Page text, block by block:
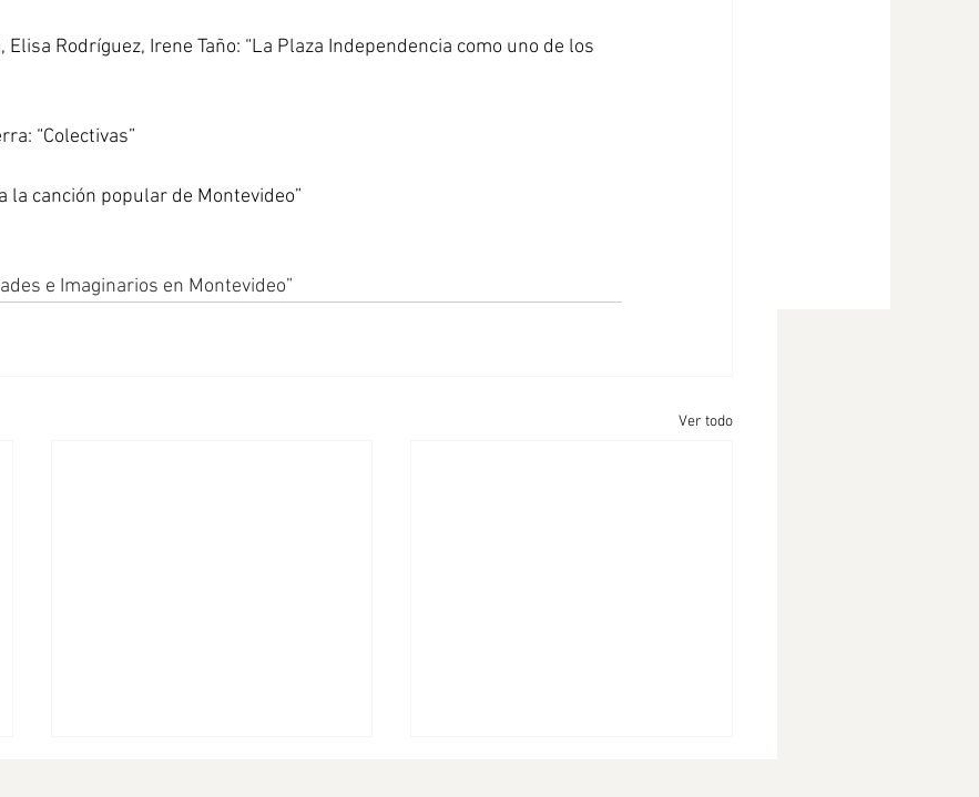
Rodríguez, Irene Taño: “La Plaza Independencia como uno de los
“Colectivas”
la canción popular de Montevideo”
e Imaginarios en Montevideo”
Ver todo